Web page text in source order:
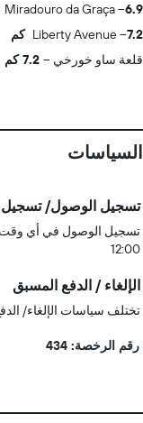
Miradouro da Graça
6.9 كم
Liberty Avenue
7.2 كم
قلعة ساو خورخي
7.2 كم
السياسات
تسجيل الوصول/ تسجيل
12:00
الإلغاء / الدفع المسبق
تختلف سياسات الإلغاء/
رقم الرخصة: 434